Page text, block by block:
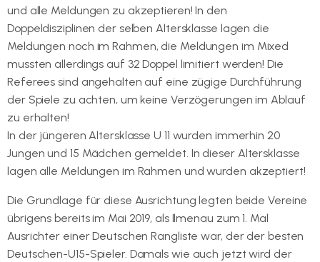
und alle Meldungen zu akzeptieren! In den
Doppeldisziplinen der selben Altersklasse lagen die
Meldungen noch im Rahmen, die Meldungen im Mixed
mussten allerdings auf 32 Doppel limitiert werden! Die
Referees sind angehalten auf eine zügige Durchführung
der Spiele zu achten, um keine Verzögerungen im Ablauf
zu erhalten!
In der jüngeren Altersklasse U 11 wurden immerhin 20
Jungen und 15 Mädchen gemeldet. In dieser Altersklasse
lagen alle Meldungen im Rahmen und wurden akzeptiert!
Die Grundlage für diese Ausrichtung legten beide Vereine
übrigens bereits im Mai 2019, als Ilmenau zum 1. Mal
Ausrichter einer Deutschen Rangliste war, der der besten
Deutschen-U15-Spieler. Damals wie auch jetzt wird der